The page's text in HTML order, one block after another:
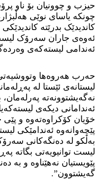
حیزب و چوونیان بۆ ناو
چونکە یاسای نوێی
کاندیدێک بدرێتە
ئەوەی جاران سەرۆک
ئەندامی لیستەکەی
حەرب هەروەها
لیستانەی ئێستا لە
نەگەیشتوونەتە
ئەندامانی دیکەی
خۆیان کۆکراوەتەوە و پێی
پێچەوانەوە ئەندامێکی
بەڵکو لە دەنگەکانی
لیست توانیویەتی بگاتە
پێویستیان نەهێناوە و بە
گەیشتوون”.